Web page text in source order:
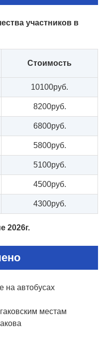
участников в
Стоимость
10100руб.
8200руб.
6800руб.
5800руб.
5100руб.
4500руб.
4300руб.
2026г.
на автобусах
местам